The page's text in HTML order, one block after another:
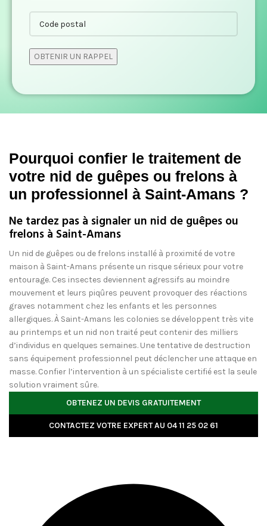
Pourquoi confier le traitement de
votre nid de guêpes ou frelons à
un professionnel à Saint-Amans ?
Ne tardez pas à signaler un nid de guêpes ou
frelons à Saint-Amans
Un nid de guêpes ou de frelons installé à proximité de votre
maison à Saint-Amans présente un risque sérieux pour votre
entourage. Ces insectes deviennent agressifs au moindre
mouvement et leurs piqûres peuvent provoquer des réactions
graves notamment chez les enfants et les personnes
allergiques. À Saint-Amans les colonies se développent très vite
au printemps et un nid non traité peut contenir des milliers
d’individus en quelques semaines. Une tentative de destruction
sans équipement professionnel peut déclencher une attaque en
masse. Confier l’intervention à un spécialiste certifié est la seule
solution vraiment sûre.
OBTENEZ UN DEVIS GRATUITEMENT
CONTACTEZ VOTRE EXPERT AU 04 11 25 02 61